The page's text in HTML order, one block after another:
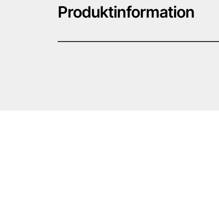
Produktinformation